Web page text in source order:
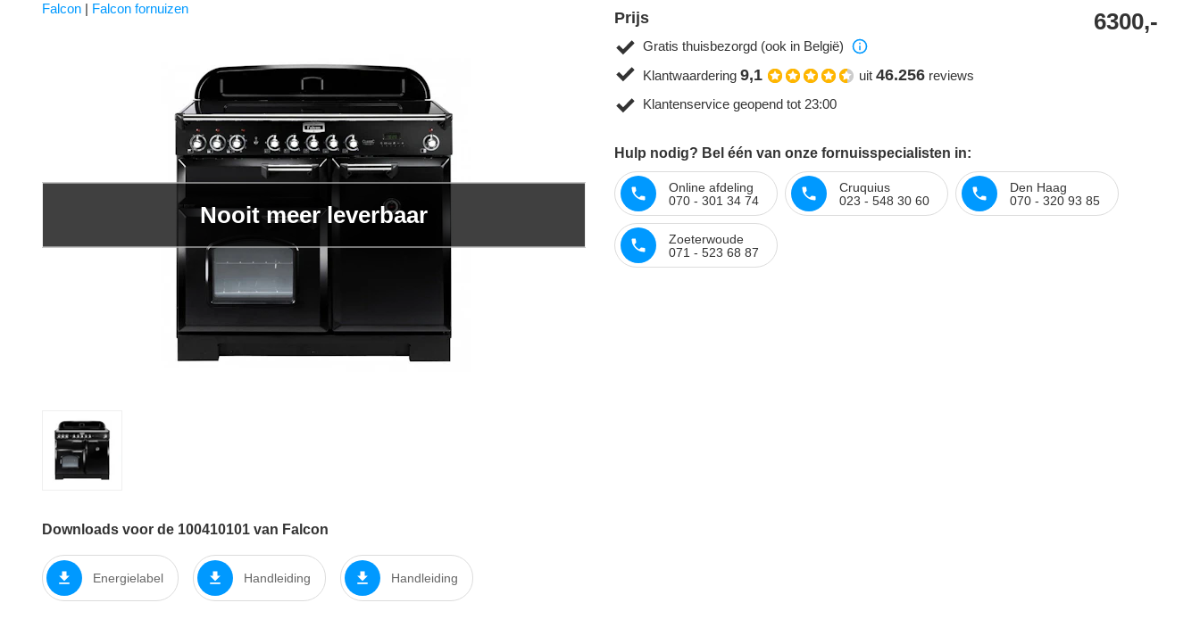
Falcon | Falcon fornuizen
Nooit meer leverbaar
Downloads voor de 100410101 van Falcon
Energielabel Handleiding Handleiding
Prijs 6300,-
Gratis thuisbezorgd (ook in België)
Klantwaardering 9,1 uit 46.256 reviews
Klantenservice geopend tot 23:00
Hulp nodig? Bel één van onze fornuisspecialisten in:
Online afdeling
070 - 301 34 74
Cruquius
023 - 548 30 60
Den Haag
070 - 320 93 85
Zoeterwoude
071 - 523 68 87